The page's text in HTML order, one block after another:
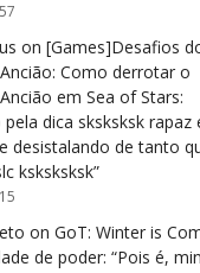
on [Games]Desafios
Como derrotar o
em Sea of Stars:
dica sksksksk rapaz
desistalando de tanto
ksksksksk”
on GoT: Winter is
de poder: “Pois é,